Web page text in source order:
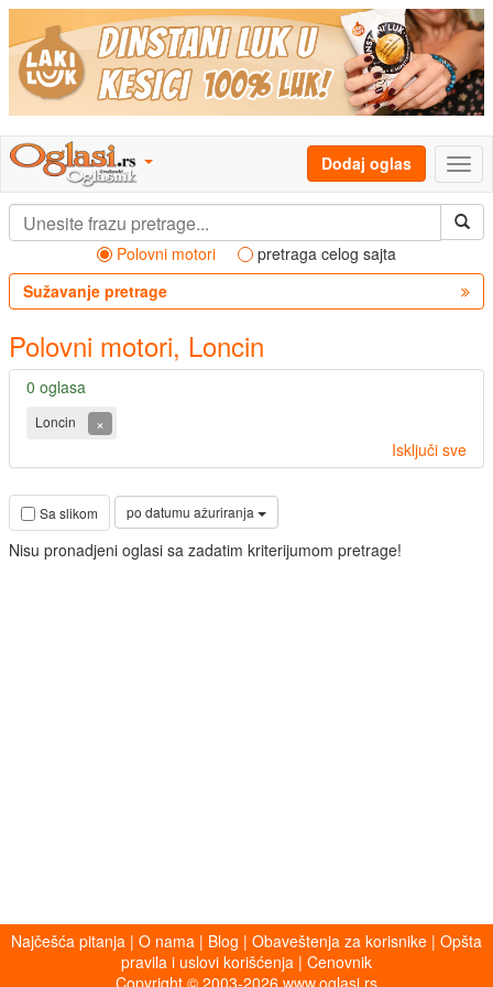
Dodaj oglas
Polovni motori
pretraga celog sajta
Sužavanje pretrage
Polovni motori, Loncin
0 oglasa
Loncin
×
Isključi sve
Sa slikom po datumu ažuriranja
Nisu pronadjeni oglasi sa zadatim kriterijumom pretrage!
Najčešća pitanja | O nama | Blog | Obaveštenja za korisnike | Opšta
pravila i uslovi korišćenja | Cenovnik
Copyright © 2003-2026 www.oglasi.rs